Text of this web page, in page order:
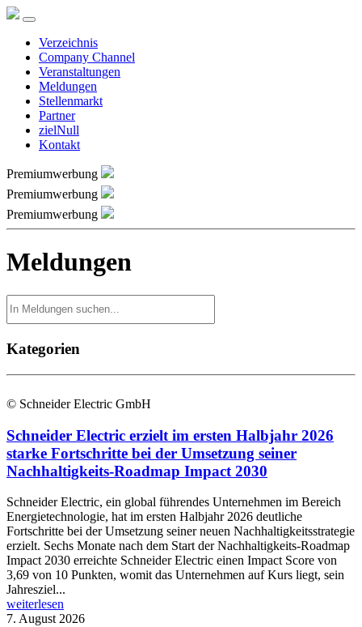
Verzeichnis
Company Channel
Veranstaltungen
Meldungen
Stellenmarkt
Partner
zielNull
Kontakt
Premiumwerbung
Premiumwerbung
Premiumwerbung
Meldungen
Kategorien
© Schneider Electric GmbH
Schneider Electric erzielt im ersten Halbjahr 2026
starke Fortschritte bei der Umsetzung seiner
Nachhaltigkeits-Roadmap Impact 2030
Schneider Electric, ein global führendes Unternehmen im Bereich
Energietechnologie, hat im ersten Halbjahr 2026 deutliche
Fortschritte bei der Umsetzung seiner neuen Nachhaltigkeitsstrategie
erzielt. Sechs Monate nach dem Start der Nachhaltigkeits-Roadmap
Impact 2030 erreichte Schneider Electric einen Impact Score von
3,69 von 10 Punkten, womit das Unternehmen auf Kurs liegt, sein
Jahresziel...
weiterlesen
7. August 2026